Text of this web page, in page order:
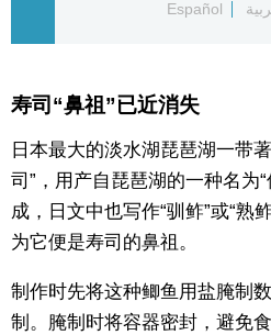
东京
编辑部通知
Español
寿司“鼻祖”已近消失
日本最大的淡水湖琵琶湖一带
司”，用产自琵琶湖的一种名为
成，日文中也写作“驯鲊”或“熟
为它便是寿司的鼻祖。
制作时先将这种鲫鱼用盐腌制
制。腌制时将容器密封，避免